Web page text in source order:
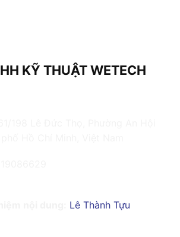
KỸ THUẬT WETECH
Lê Thành Tựu